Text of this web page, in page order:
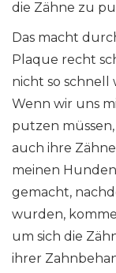
die Zähne zu
Das macht
Plaque recht
nicht so schnell
Wenn wir uns
putzen
auch ihre
meinen
gemacht,
wurden,
um sich die
ihrer